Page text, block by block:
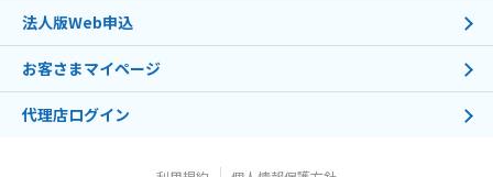
法人版Web申込
お客さまマイページ
代理店ログイン